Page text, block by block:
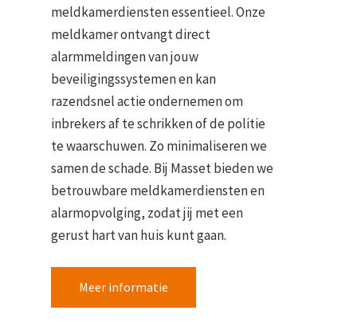
meldkamerdiensten essentieel. Onze
meldkamer ontvangt direct
alarmmeldingen van jouw
beveiligingssystemen en kan
razendsnel actie ondernemen om
inbrekers af te schrikken of de politie
te waarschuwen. Zo minimaliseren we
samen de schade. Bij Masset bieden we
betrouwbare meldkamerdiensten en
alarmopvolging, zodat jij met een
gerust hart van huis kunt gaan.
Meer informatie